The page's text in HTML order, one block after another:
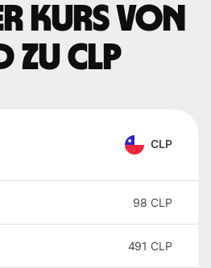
Kurs von
zu CLP
CLP
98 CLP
491 CLP